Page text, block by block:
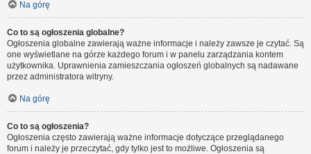
Na górę
Co to są ogłoszenia globalne?
Ogłoszenia globalne zawierają ważne informacje i należy zawsze je czytać. Są
one wyświetlane na górze każdego forum i w panelu zarządzania kontem
użytkownika. Uprawnienia zamieszczania ogłoszeń globalnych są nadawane
przez administratora witryny.
Na górę
Co to są ogłoszenia?
Ogłoszenia często zawierają ważne informacje dotyczące przeglądanego
forum i należy je przeczytać, gdy tylko jest to możliwe. Ogłoszenia są